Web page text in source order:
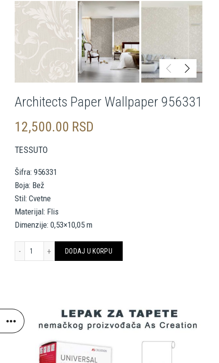
Architects Paper Wallpaper 956331
12,500.00 RSD
TESSUTO
Šifra: 956331
Boja: Bež
Stil: Cvetne
Materijal: Flis
Dimenzije: 0,53×10,05 m
Architects Paper Wallpaper 956331 količina
DODAJ U KORPU